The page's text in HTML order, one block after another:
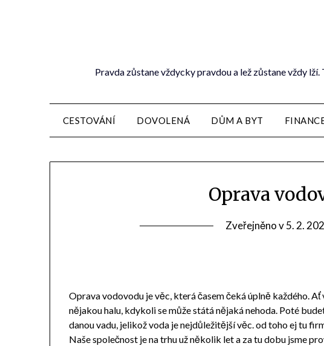
Pravda zůstane vždycky pravdou a lež zůstane vždy
CESTOVÁNÍ DOVOLENÁ DŮM A BYT
Oprava
Zveřejněno v5. 2.
Oprava vodovodu je věc, která časem čeká úplně každého.
nějakou halu, kdykoli se může státá nějaká nehoda. Poté
danou vadu, jelikož voda je nejdůležitější věc. od toho ej tu
Naše společnost je na trhu už několik let a za tu dobu jsme